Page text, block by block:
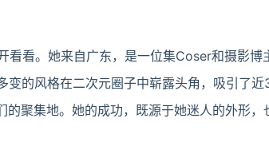
看。她来自广东，是一位集Coser和摄影博
的风格在二次元圈子中崭露头角，吸引了
聚集地。她的成功，既源于她迷人的外形，